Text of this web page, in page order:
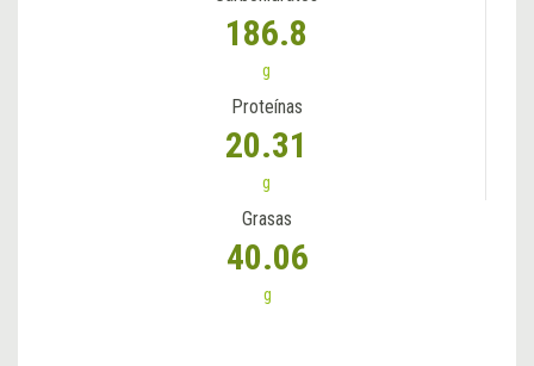
186.8
g
Proteínas
20.31
g
Grasas
40.06
g